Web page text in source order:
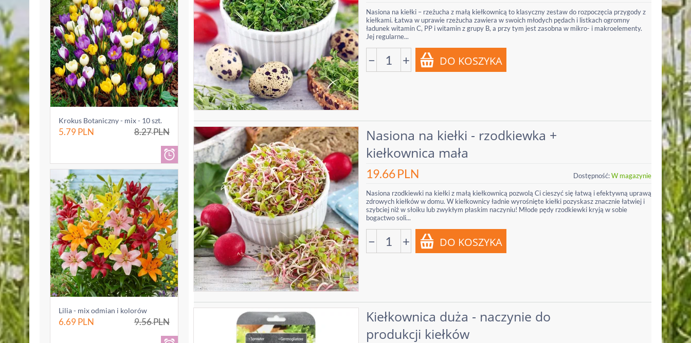
Krokus Botaniczny - mix - 10 szt.
5.79PLN 8.27PLN
Lilia - mix odmian i kolorów
6.69PLN 9.56PLN
Nasiona na kiełki – rzeżucha z małą kiełkownicą to klasyczny zestaw do rozpoczęcia przygody z
kiełkami. Łatwa w uprawie rzeżucha zawiera w swoich młodych pędach i listkach ogromny
ładunek witamin C, PP i witamin z grupy B, a przy tym jest zasobna w mikro- i makroelementy.
Jej regularne...
− +
Nasiona na kiełki - rzodkiewka +
kiełkownica mała
19.66PLN Dostępność:W magazynie
Nasiona rzodkiewki na kiełki z małą kiełkownicą pozwolą Ci cieszyć się łatwą i efektywną uprawą
zdrowych kiełków w domu. W kiełkownicy ładnie wyrośnięte kiełki pozyskasz znacznie łatwiej i
szybciej niż w słoiku lub zwykłym płaskim naczyniu! Młode pędy rzodkiewki kryją w sobie
bogactwo soli...
− +
Kiełkownica duża - naczynie do
produkcji kiełków